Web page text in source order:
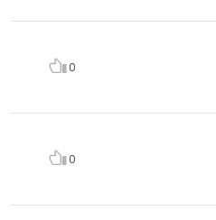
0
0